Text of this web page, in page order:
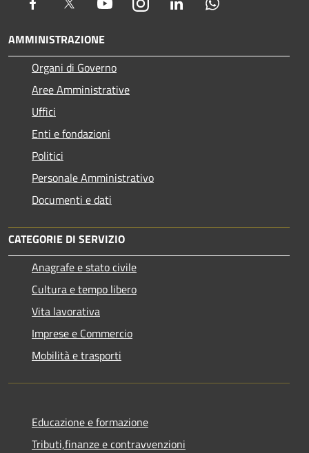
AMMINISTRAZIONE
Organi di Governo
Aree Amministrative
Uffici
Enti e fondazioni
Politici
Personale Amministrativo
Documenti e dati
CATEGORIE DI SERVIZIO
Anagrafe e stato civile
Cultura e tempo libero
Vita lavorativa
Imprese e Commercio
Mobilità e trasporti
Educazione e formazione
Tributi,finanze e contravvenzioni